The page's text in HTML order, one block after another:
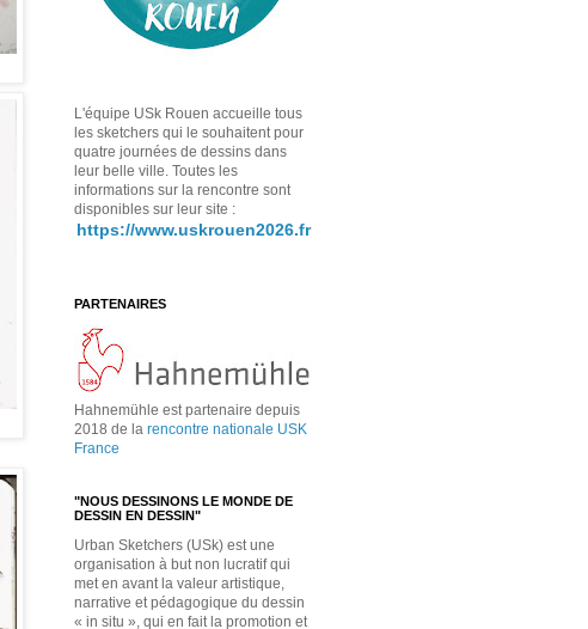
L'équipe USk Rouen accueille tous
les sketchers qui le souhaitent pour
quatre journées de dessins dans
leur belle ville. Toutes les
informations sur la rencontre sont
disponibles sur leur site :
https://www.uskrouen2026.fr
PARTENAIRES
Hahnemühle est partenaire depuis
2018 de la rencontre nationale USK
France
"NOUS DESSINONS LE MONDE DE
DESSIN EN DESSIN"
Urban Sketchers (USk) est une
organisation à but non lucratif qui
met en avant la valeur artistique,
narrative et pédagogique du dessin
« in situ », qui en fait la promotion et